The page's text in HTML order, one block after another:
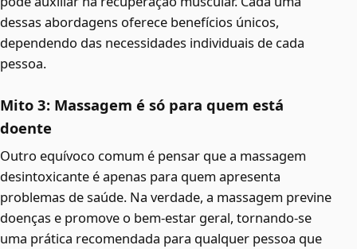
dessas abordagens oferece benefícios únicos,
dependendo das necessidades individuais de cada
pessoa.
Mito 3: Massagem é só para quem está
doente
Outro equívoco comum é pensar que a massagem
desintoxicante é apenas para quem apresenta
problemas de saúde. Na verdade, a massagem previne
doenças e promove o bem-estar geral, tornando-se
uma prática recomendada para qualquer pessoa que